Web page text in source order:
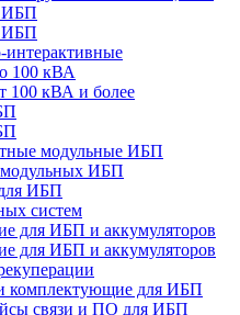
ИБП
ИБП
100 кВА
100 кВА и более
модульные ИБП
ИБП
ИБП
систем
для ИБП и аккумуляторов
для ИБП и аккумуляторов
комплектующие для ИБП
связи и ПО для ИБП